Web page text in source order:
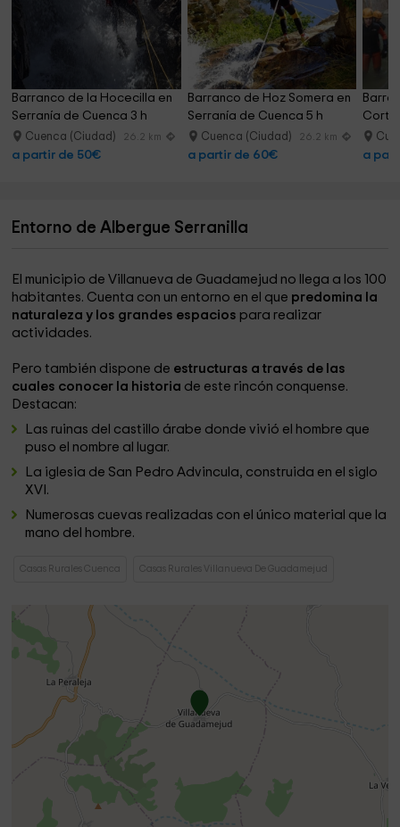
Barranco de la Hocecilla en
Serranía de Cuenca 3 h
Cuenca (Ciudad) 26.2 km
a partir de 50€
Barranco de Hoz Somera en
Serranía de Cuenca 5 h
Cuenca (Ciudad) 26.2 km
a partir de 60€ a
Entorno de Albergue Serranilla
El municipio de Villanueva de Guadamejud no llega a los 100
habitantes. Cuenta con un entorno en el que predomina la
naturaleza y los grandes espacios para realizar
actividades.
Pero también dispone de estructuras a través de las
cuales conocer la historia de este rincón conquense.
Destacan:
Las ruinas del castillo árabe donde vivió el hombre que
puso el nombre al lugar.
La iglesia de San Pedro Advincula, construida en el siglo
XVI.
Numerosas cuevas realizadas con el único material que la
mano del hombre.
Casas Rurales Cuenca Casas Rurales Villanueva De Guadamejud